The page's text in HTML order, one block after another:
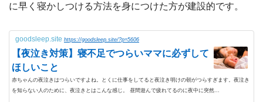
に早く寝かしつける方法を身につけた方が建設的です。
goodsleep.site https://goodsleep.site/?p=5606
【夜泣き対策】寝不足でつらいママに必ずして
ほしいこと
赤ちゃんの夜泣きはつらいですよね。とくに仕事をしてると夜泣き明けの朝がつらすぎます。夜泣き
を知らない人のために、夜泣きとはこんな感じ。 昼間遊んで疲れてるのに夜中に突然...